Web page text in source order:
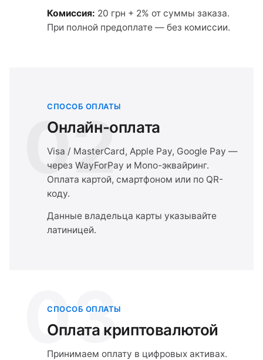
Комиссия: 20 грн + 2% от суммы заказа.
При полной предоплате — без комиссии.
02
СПОСОБ ОПЛАТЫ
Онлайн-оплата
Visa / MasterCard, Apple Pay, Google Pay —
через WayForPay и Mono-эквайринг.
Оплата картой, смартфоном или по QR-
коду.
Данные владельца карты указывайте
латиницей.
03
СПОСОБ ОПЛАТЫ
Оплата криптовалютой
Принимаем оплату в цифровых активах.